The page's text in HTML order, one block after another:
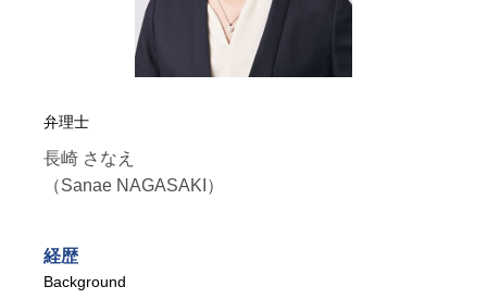
弁理士
長崎 さなえ
（Sanae NAGASAKI）
経歴
Background